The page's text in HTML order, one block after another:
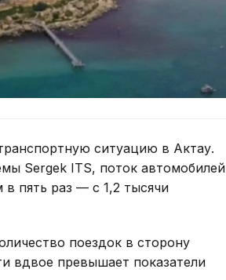
ситуацию в Актау.
Sergek ITS, поток автомобилей
в пять раз — с 1,2 тысячи
поездок в сторону
вдвое превышает показатели